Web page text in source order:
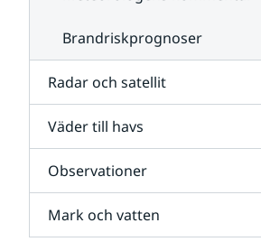
Brandriskprognoser
Radar och satellit
Väder till havs
Observationer
Mark och vatten